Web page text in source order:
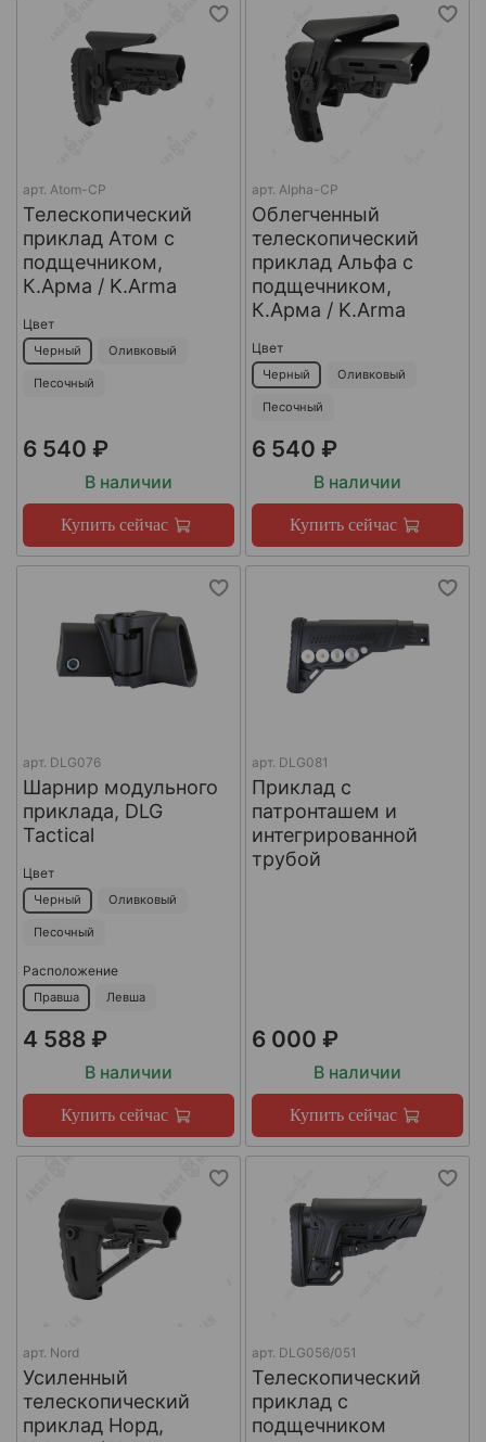
арт. Atom-CP
Телескопический
приклад Атом с
подщечником,
К.Арма / K.Arma
Цвет
Черный Оливковый
Песочный
6 540 ₽
В наличии
Купить сейчас
арт. Alpha-CP
Облегченный
телескопический
приклад Альфа с
подщечником,
К.Арма / K.Arma
Цвет
Черный Оливковый
Песочный
6 540 ₽
В наличии
Купить сейчас
арт. DLG076
Шарнир модульного
приклада, DLG
Tactical
Цвет
Черный Оливковый
Песочный
Расположение
Правша Левша
4 588 ₽
В наличии
Купить сейчас
арт. DLG081
Приклад с
патронташем и
интегрированной
трубой
6 000 ₽
В наличии
Купить сейчас
арт. Nord
Усиленный
телескопический
приклад Норд,
арт. DLG056/051
Телескопический
приклад с
подщечником